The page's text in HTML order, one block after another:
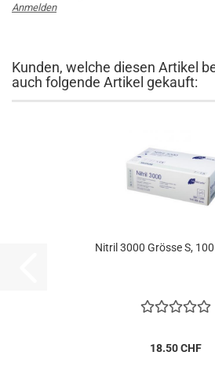
Anmelden
Kunden, welche diesen Artikel
auch folgende Artikel gekauft:
Ni­tril 3000 Grös­se S,
18.50 CHF